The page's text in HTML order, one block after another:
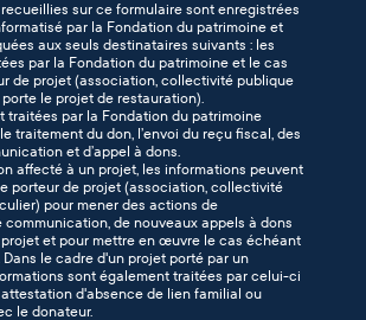
sur ce formulaire sont enregistrées
par la Fondation du patrimoine et
aux seuls destinataires suivants : les
par la Fondation du patrimoine et le cas
de projet (association, collectivité publique
le projet de restauration).
traitées par la Fondation du patrimoine
traitement du don, l’envoi du reçu fiscal, des
et d’appel à dons.
affecté à un projet, les informations peuvent
porteur de projet (association, collectivité
pour mener des actions de
communication, de nouveaux appels à dons
et pour mettre en œuvre le cas échéant
le cadre d'un projet porté par un
sont également traitées par celui-ci
d'absence de lien familial ou
le donateur.